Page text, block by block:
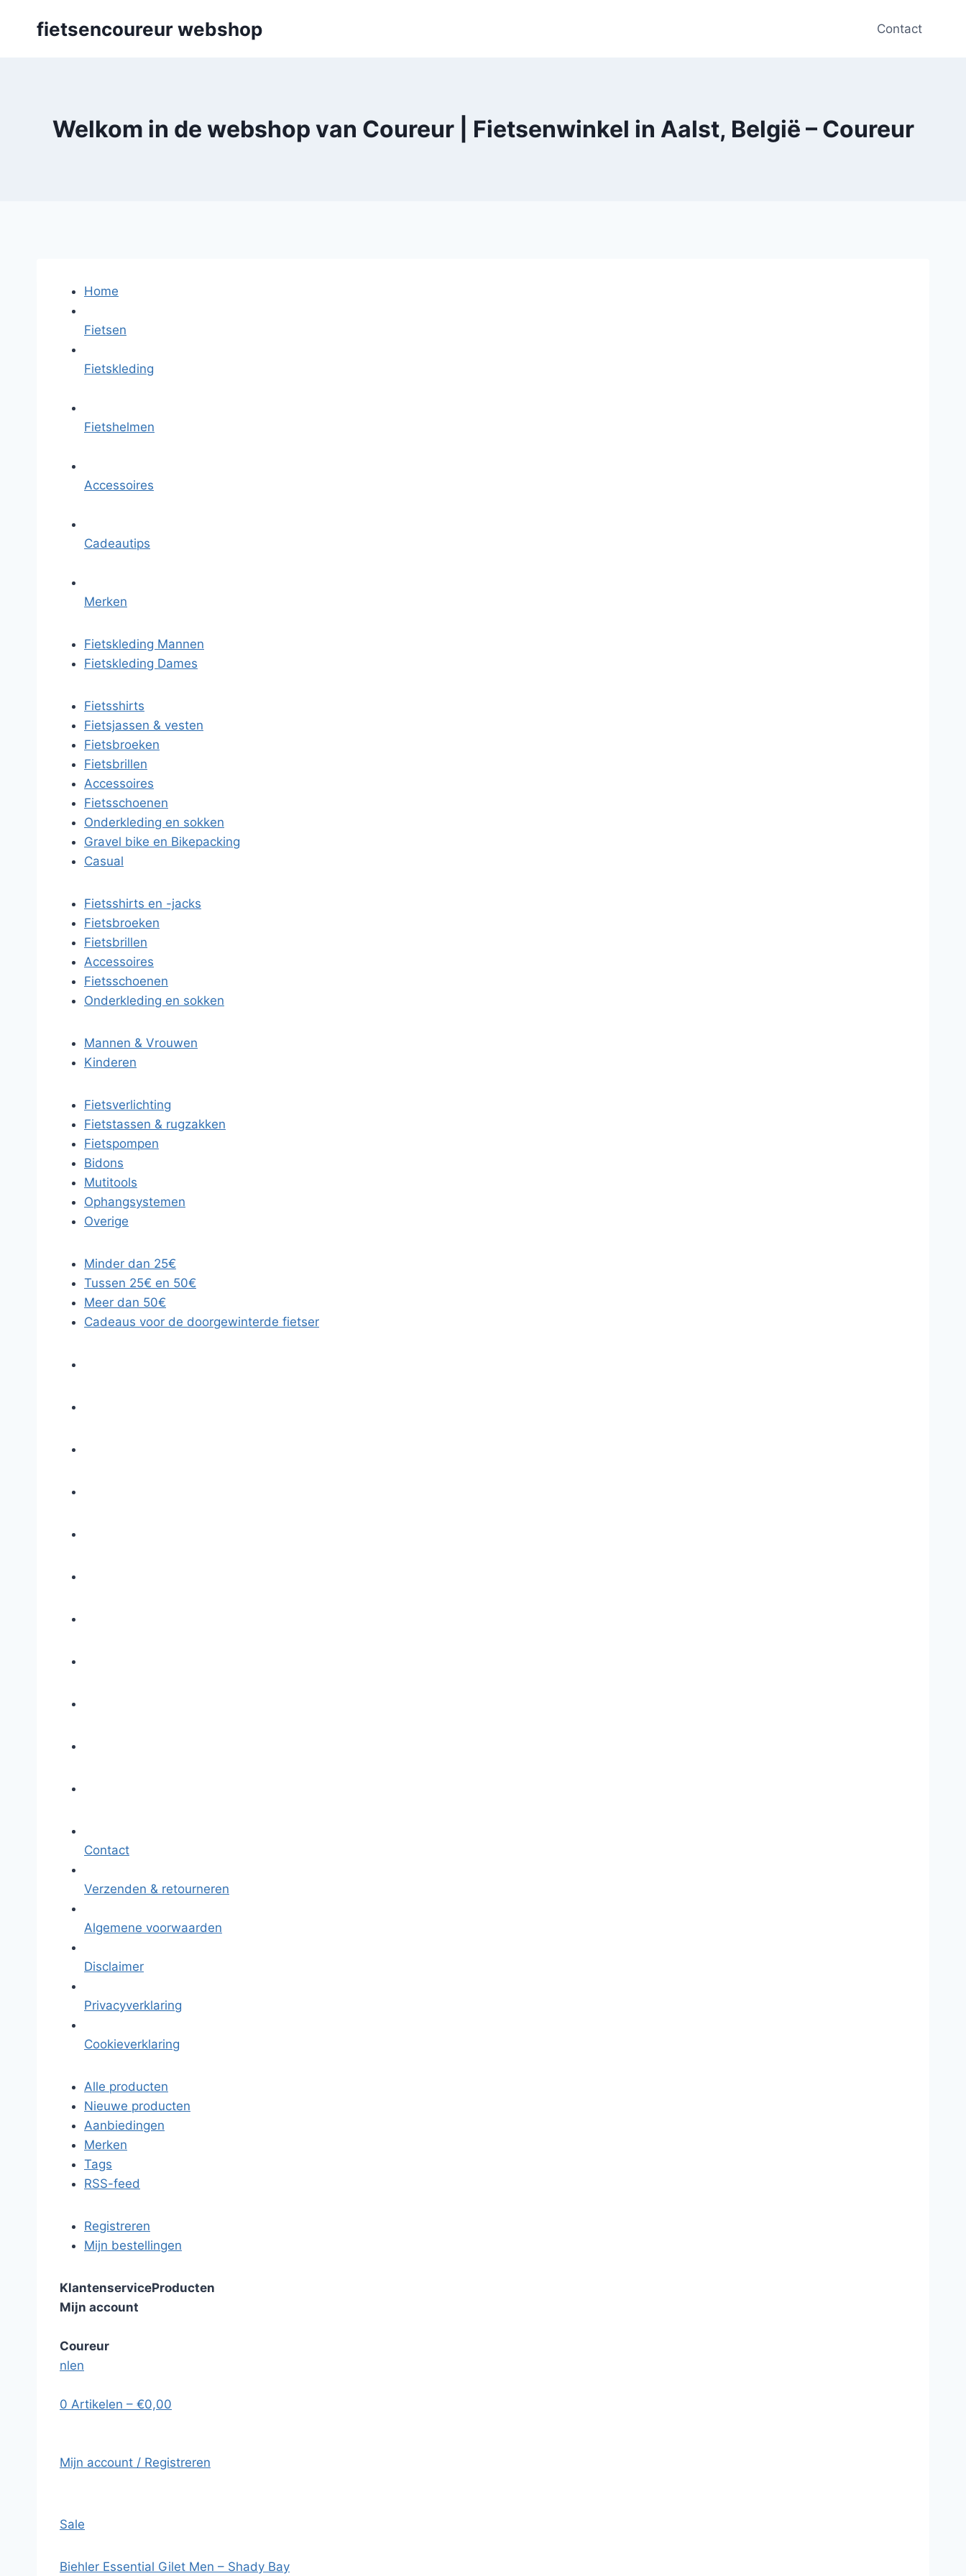
fietsencoureur webshop Contact
Welkom in de webshop van Coureur | Fietsenwinkel in Aalst, België – Coureur
Home
Fietsen
Fietskleding
Fietshelmen
Accessoires
Cadeautips
Merken
Fietskleding Mannen
Fietskleding Dames
Fietsshirts
Fietsjassen & vesten
Fietsbroeken
Fietsbrillen
Accessoires
Fietsschoenen
Onderkleding en sokken
Gravel bike en Bikepacking
Casual
Fietsshirts en -jacks
Fietsbroeken
Fietsbrillen
Accessoires
Fietsschoenen
Onderkleding en sokken
Mannen & Vrouwen
Kinderen
Fietsverlichting
Fietstassen & rugzakken
Fietspompen
Bidons
Mutitools
Ophangsystemen
Overige
Minder dan 25€
Tussen 25€ en 50€
Meer dan 50€
Cadeaus voor de doorgewinterde fietser
Contact
Verzenden & retourneren
Algemene voorwaarden
Disclaimer
Privacyverklaring
Cookieverklaring
Alle producten
Nieuwe producten
Aanbiedingen
Merken
Tags
RSS-feed
Registreren
Mijn bestellingen
KlantenserviceProducten
Mijn account
Coureur
nlen
0 Artikelen – €0,00
Mijn account / Registreren
Sale
Biehler Essential Gilet Men – Shady Bay